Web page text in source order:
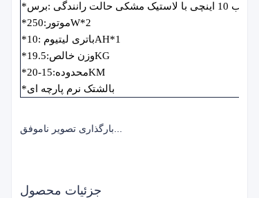
با لاستیک مشکی حالت رانندگی :برس
*موتور:250W*2
*باتری لیتیوم :10AH*1
*وزن خالص:19.5KG
*محدوده:15-20KM
*بالشتک نرم پارچه ای
جزئیات محصول